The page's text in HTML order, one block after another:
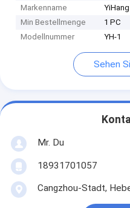
Markenname
YiHang
Min Bestellmenge
1 PC
Modellnummer
YH-1
Sehen
Mr. Du
18931701057
Cangzhou-Stadt,